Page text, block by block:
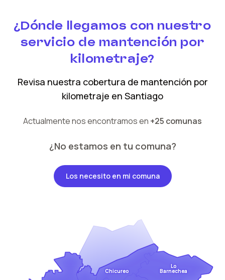
¿Dónde llegamos con nuestro
servicio de mantención por
kilometraje?
Revisa nuestra cobertura de mantención por
kilometraje en Santiago
Actualmente nos encontramos en +25 comunas
¿No estamos en tu comuna?
Los necesito en mi comuna
Chicureo
Lo
Barnechea